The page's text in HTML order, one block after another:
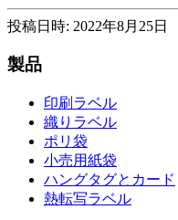
投稿日時: 2022年8月25日
製品
印刷ラベル
織りラベル
ポリ袋
小売用紙袋
ハングタグとカード
熱転写ラベル